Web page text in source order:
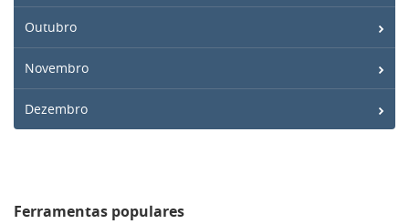
Outubro
Novembro
Dezembro
Ferramentas populares